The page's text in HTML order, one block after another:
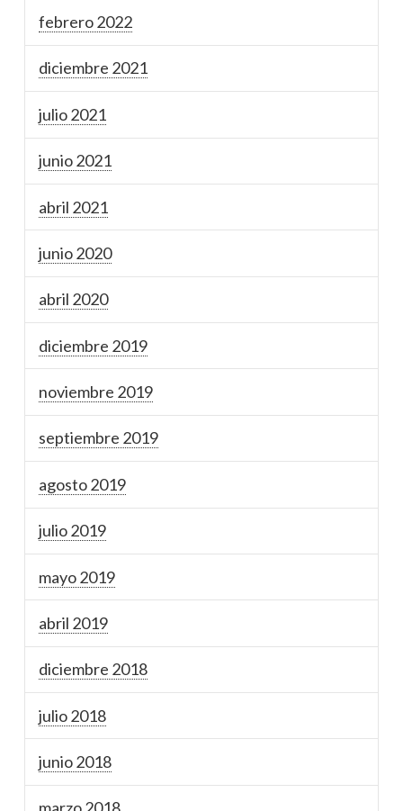
febrero 2022
diciembre 2021
julio 2021
junio 2021
abril 2021
junio 2020
abril 2020
diciembre 2019
noviembre 2019
septiembre 2019
agosto 2019
julio 2019
mayo 2019
abril 2019
diciembre 2018
julio 2018
junio 2018